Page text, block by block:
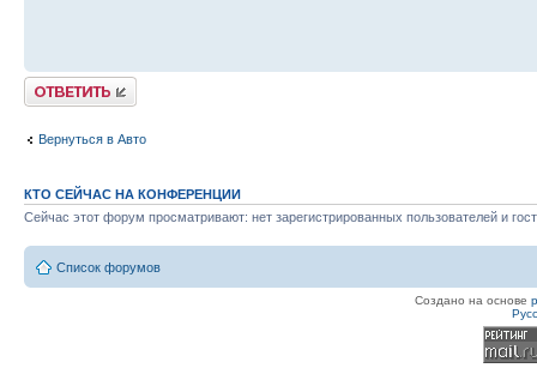
Ответить
Вернуться в Авто
КТО СЕЙЧАС НА КОНФЕРЕНЦИИ
Сейчас этот форум просматривают: нет зарегистрированных пользователей и
Список форумов
Создано на основе